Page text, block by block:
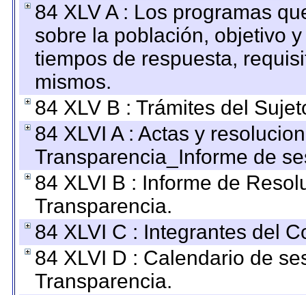
84 XLV A : Los programas
sobre la población, objetivo
tiempos de respuesta,
mismos.
84 XLV B : Trámites del
84 XLVI A : Actas y
Transparencia_Informe de
84 XLVI B : Informe de
Transparencia.
84 XLVI C : Integrantes del
84 XLVI D : Calendario de
Transparencia.